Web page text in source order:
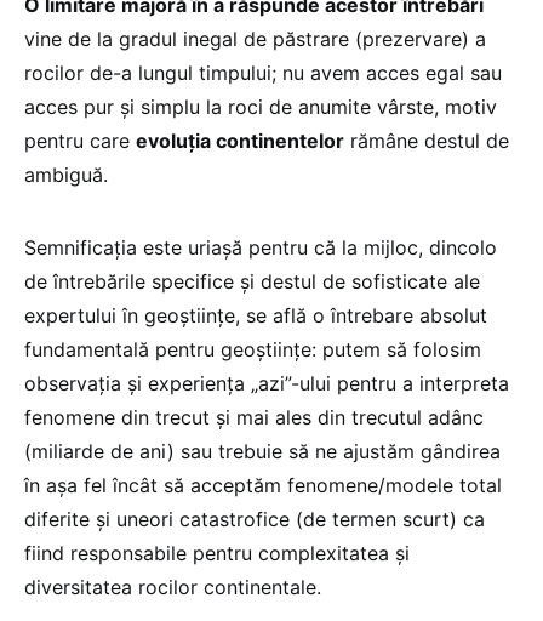
vine de la gradul inegal de păstrare (prezervare) a
rocilor de-a lungul timpului; nu avem acces egal sau
acces pur și simplu la roci de anumite vârste, motiv
pentru care evoluția continentelor rămâne destul de
ambiguă.
Semnificația este uriașă pentru că la mijloc, dincolo
de întrebările specifice și destul de sofisticate ale
expertului în geoștiințe, se află o întrebare absolut
fundamentală pentru geoștiințe: putem să folosim
observația și experiența „azi”-ului pentru a interpreta
fenomene din trecut și mai ales din trecutul adânc
(miliarde de ani) sau trebuie să ne ajustăm gândirea
în așa fel încât să acceptăm fenomene/modele total
diferite și uneori catastrofice (de termen scurt) ca
fiind responsabile pentru complexitatea și
diversitatea rocilor continentale.